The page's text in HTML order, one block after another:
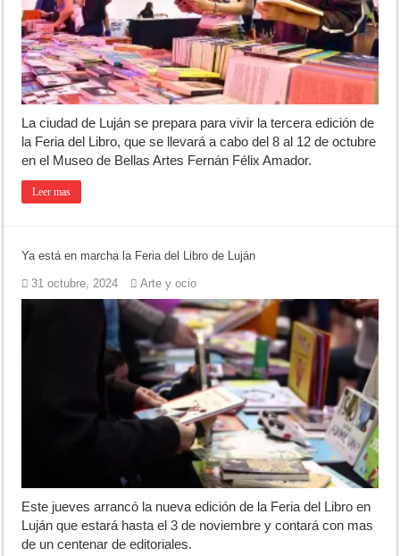
Campeonato TC JK: Diego Cordone se quedó con una gran victoria
Jubilación en Argentina: qué requisitos exige ANSES para acceder al
Opinión: Buscando una mejor educación ambiental
La ciudad de Luján se prepara para vivir la tercera edición de
la Feria del Libro, que se llevará a cabo del 8 al 12 de octubre
en el Museo de Bellas Artes Fernán Félix Amador.
Leer mas
Ya está en marcha la Feria del Libro de Luján
31 octubre, 2024 Arte y ocio
Este jueves arrancó la nueva edición de la Feria del Libro en
Luján que estará hasta el 3 de noviembre y contará con mas
de un centenar de editoriales.